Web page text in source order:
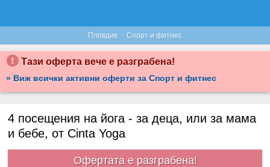
Пловдив · Спорт и фитнес
Тази оферта вече е разграбена!
» Виж всички активни оферти за Спорт и фитнес
4 посещения на йога - за деца, или за мама
и бебе, от Cinta Yoga
Офертата е разграбена!